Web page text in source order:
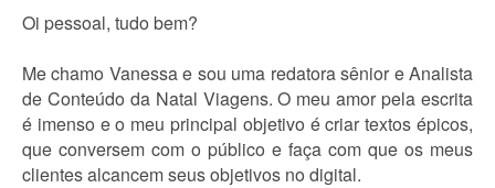
Oi pessoal, tudo bem?
Me chamo Vanessa e sou uma redatora sênior e Analista
de Conteúdo da Natal Viagens. O meu amor pela escrita
é imenso e o meu principal objetivo é criar textos épicos,
que conversem com o público e faça com que os meus
clientes alcancem seus objetivos no digital.